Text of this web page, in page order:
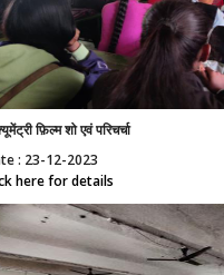
फ़िल्म शो एवं परिचर्चा
: 23-12-2023
here for details